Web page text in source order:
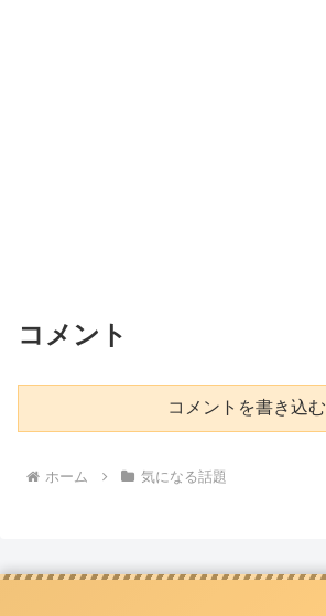
コメント
コメントを書き込む
ホーム 気になる話題